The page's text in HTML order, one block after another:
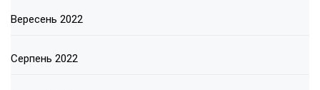
Вересень 2022
Серпень 2022